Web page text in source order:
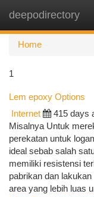
deepodirectory
Home
1
Lem epoxy Options
Internet 415 days
Misalnya Untuk
perekatan untuk
ideal sebab salah
memiliki resistensi
pabrikan dan
area yang lebih luas